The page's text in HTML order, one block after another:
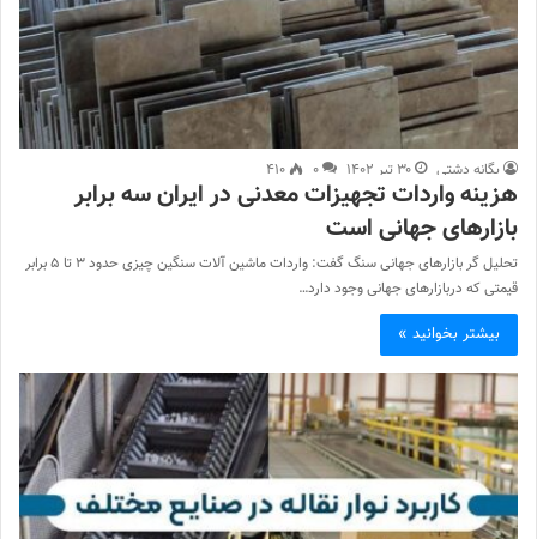
یگانه دشتی ۳۰ تیر ۱۴۰۲ ۰ ۴۱۰
هزینه واردات تجهیزات معدنی در ایران سه برابر
بازارهای جهانی است
تحلیل گر بازارهای جهانی سنگ گفت: واردات ماشین آلات سنگین چیزی حدود ۳ تا ۵ برابر
قیمتی که دربازارهای جهانی وجود دارد…
بیشتر بخوانید »